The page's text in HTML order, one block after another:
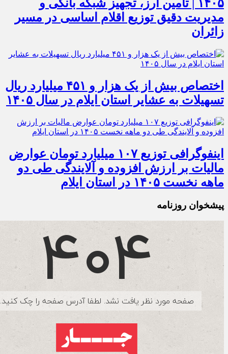
۱۴۰۵ | تأمین ارز، تجهیز شبکه بانکی و
مدیریت دقیق توزیع اقلام اساسی در مسیر
زائران
اختصاص بیش از یک هزار و ۴۵۱ میلیارد ریال
تسهیلات به عشایر استان ایلام در سال ۱۴۰۵
اینفوگرافی توزیع ۱۰۷ میلیارد تومان عوارض
مالیات بر ارزش افزوده و آلایندگی طی دو
ماهه نخست ۱۴۰۵ در استان ایلام
پیشخوان روزنامه